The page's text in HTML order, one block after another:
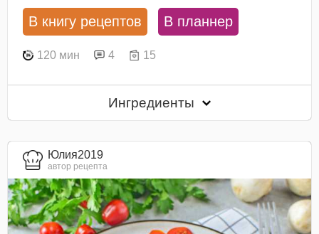
В книгу рецептов В планнер
120 мин 4 15
Ингредиенты
Юлия2019
автор рецепта